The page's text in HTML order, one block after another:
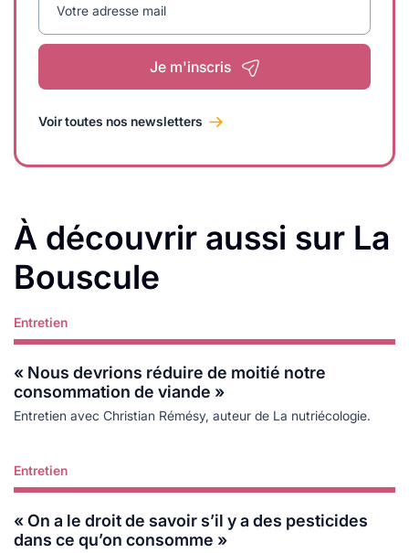
Votre adresse mail
Je m'inscris
Voir toutes nos newsletters
À découvrir aussi sur La
Bouscule
Entretien
« Nous devrions réduire de moitié notre
consommation de viande »
Entretien avec Christian Rémésy, auteur de La nutriécologie.
Lire plus
Entretien
« On a le droit de savoir s’il y a des pesticides
dans ce qu’on consomme »
Lire plus